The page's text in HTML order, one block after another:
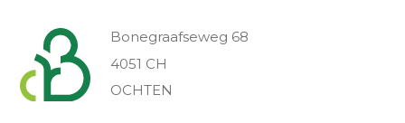
Bonegraafseweg 68
4051 CH
OCHTEN